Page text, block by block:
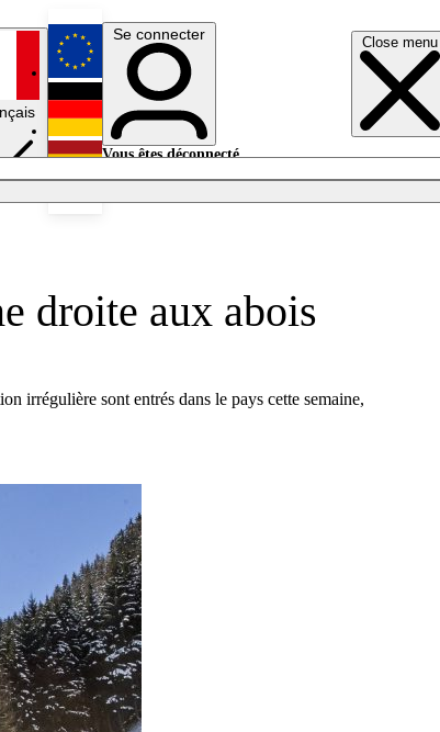
Close menu
English
Deutsch
Se connecter
Vous êtes déconnecté.
droite aux abois
irrégulière sont entrés dans le pays cette semaine,